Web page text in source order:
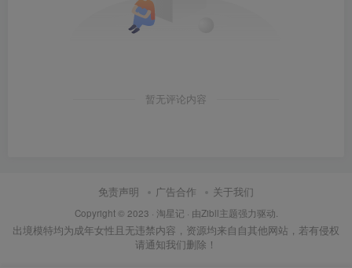
暂无评论内容
免责声明 广告合作 关于我们
Copyright © 2023 · 淘星记 · 由Zibll主题强力驱动.
出境模特均为成年女性且无违禁内容，资源均来自自其他网站，若有侵权
请通知我们删除！